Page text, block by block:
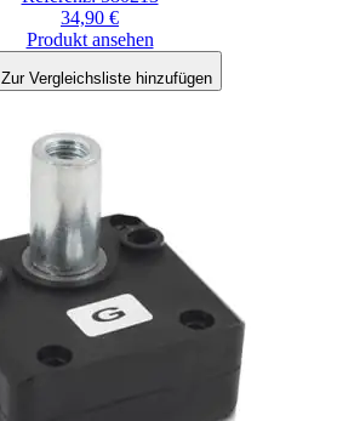
34,90 €
Produkt ansehen
Zur Vergleichsliste hinzufügen